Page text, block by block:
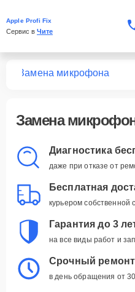
Apple Profi Fix
Сервис в Чите
Замена микрофона
Замена
Диагностика
даже при отказе от
Бесплатная
курьером собственной
Гарантия до 3
на все виды работ и
Срочный ремонт
в день обращения от